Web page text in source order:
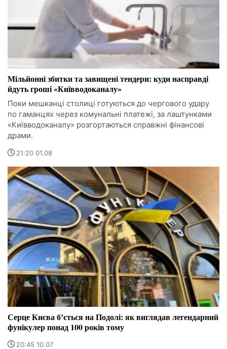
Мільйонні збитки та завищені тендери: куди насправді
йдуть гроші «Київводоканалу»
Поки мешканці столиці готуються до чергового удару
по гаманцях через комунальні платежі, за лаштунками
«Київводоканалу» розгортаються справжні фінансові
драми.
21:20 01.08
Серце Києва бʼється на Подолі: як виглядав легендарний
фунікулер понад 100 років тому
20:45 10.07